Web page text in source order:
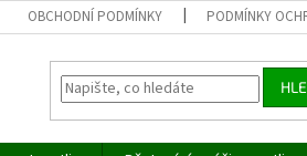
OBCHODNÍ PODMÍNKY PODMÍNKY